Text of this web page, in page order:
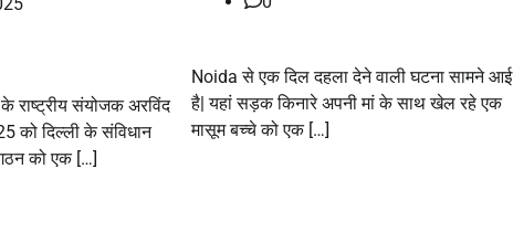
राष्ट्रीय संयोजक अरविंद
को दिल्ली के संविधान
को एक […]
Noida से एक दिल दहला देने वाली घटना सामने आई
है| यहां सड़क किनारे अपनी मां के साथ खेल रहे एक
मासूम बच्चे को एक […]